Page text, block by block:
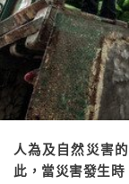
人為及自然災害
此，當災害發生時